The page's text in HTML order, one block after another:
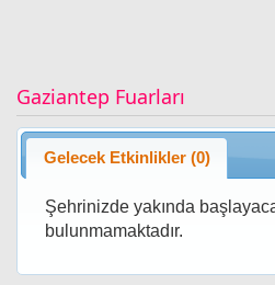
Gaziantep Fuarları
Gelecek Etkinlikler (0)
Şehrinizde yakında
bulunmamaktadır.